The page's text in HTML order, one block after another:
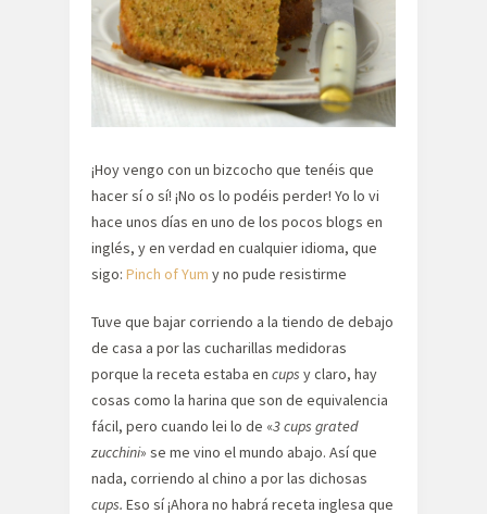
¡Hoy vengo con un bizcocho que tenéis que
hacer sí o sí! ¡No os lo podéis perder! Yo lo vi
hace unos días en uno de los pocos blogs en
inglés, y en verdad en cualquier idioma, que
sigo: Pinch of Yum y no pude resistirme
Tuve que bajar corriendo a la tiendo de debajo
de casa a por las cucharillas medidoras
porque la receta estaba en cups y claro, hay
cosas como la harina que son de equivalencia
fácil, pero cuando lei lo de «3 cups grated
zucchini» se me vino el mundo abajo. Así que
nada, corriendo al chino a por las dichosas
cups. Eso sí ¡Ahora no habrá receta inglesa que